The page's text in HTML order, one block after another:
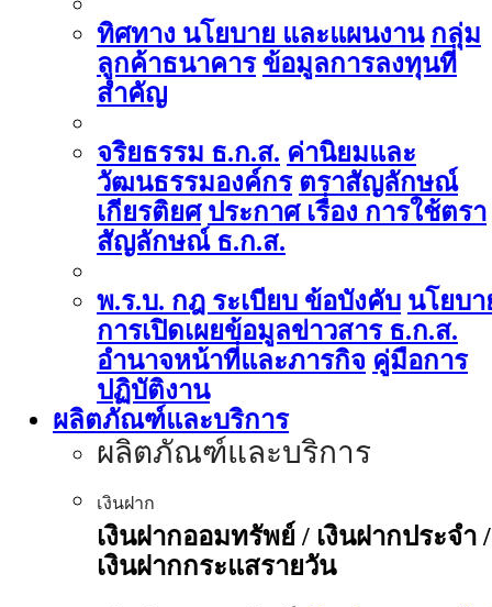
ทิศทาง นโยบาย และแผนงาน กลุ่ม
ลูกค้าธนาคาร ข้อมูลการลงทุนที่
สำคัญ
จริยธรรม ธ.ก.ส. ค่านิยมและ
วัฒนธรรมองค์กร ตราสัญลักษณ์
เกียรติยศ ประกาศ เรื่อง การใช้ตรา
สัญลักษณ์ ธ.ก.ส.
พ.ร.บ. กฎ ระเบียบ ข้อบังคับ นโยบา
การเปิดเผยข้อมูลข่าวสาร ธ.ก.ส.
อำนาจหน้าที่และภารกิจ คู่มือการ
ปฏิบัติงาน
ผลิตภัณฑ์และบริการ
ผลิตภัณฑ์และบริการ
เงินฝาก
เงินฝากออมทรัพย์ / เงินฝากประจำ /
เงินฝากกระแสรายวัน